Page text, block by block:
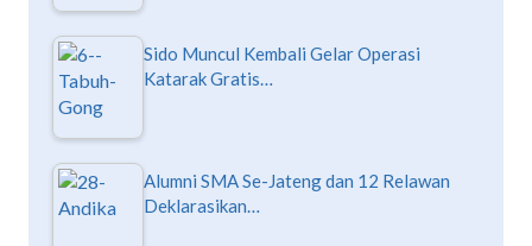
Sido Muncul Kembali Gelar Operasi
Katarak Gratis…
Alumni SMA Se-Jateng dan 12 Relawan
Deklarasikan…